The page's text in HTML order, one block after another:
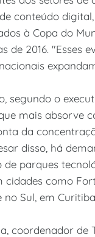
conteúdo
à Copa do
de 2016. "Esses
segundo o
mais absorve
da
disso, há
de parques
cidades como
no Sul, em
coordenador de